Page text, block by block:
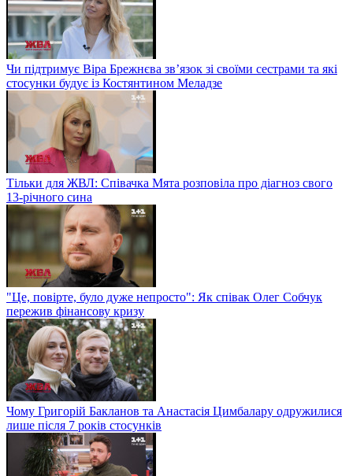
Чи підтримує Віра Брежнєва зв’язок зі своїми сестрами та які
стосунки будує із Костянтином Меладзе
Тільки для ЖВЛ: Співачка Мята розповіла про діагноз свого
13-річного сина
"Це, повірте, було дуже непросто": Як співак Олег Собчук
пережив фінансову кризу
Чому Григорій Бакланов та Анастасія Цимбалару одружилися
лише після 7 років стосунків